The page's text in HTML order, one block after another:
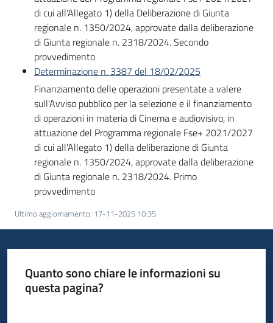
europeo
Seguici
di cui all'Allegato 1) della Deliberazione di Giunta
regionale n. 1350/2024, approvate dalla deliberazione
di Giunta regionale n. 2318/2024. Secondo
provvedimento
Determinazione n. 3387 del 18/02/2025
Finanziamento delle operazioni presentate a valere
sull'Avviso pubblico per la selezione e il finanziamento
di operazioni in materia di Cinema e audiovisivo, in
attuazione del Programma regionale Fse+ 2021/2027
di cui all'Allegato 1) della deliberazione di Giunta
regionale n. 1350/2024, approvate dalla deliberazione
di Giunta regionale n. 2318/2024. Primo
provvedimento
Ultimo aggiornamento: 17-11-2025 10:35
Quanto sono chiare le informazioni su
questa pagina?